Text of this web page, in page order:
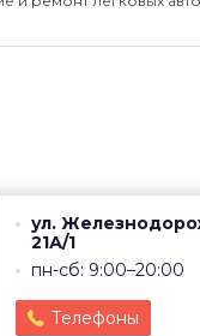
ул.
21А/1
пн-сб: 9:00–20:00
Телефоны